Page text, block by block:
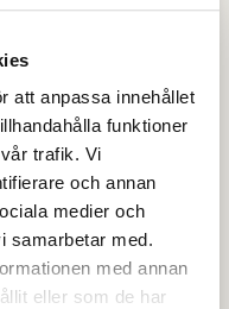
att anpassa innehållet
funktioner
trafik. Vi
och annan
medier och
samarbetar med.
med annan
eller som de har